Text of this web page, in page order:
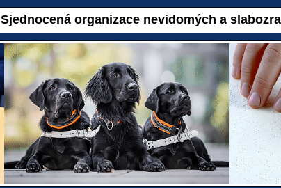
Sjednocená organizace nevidomých a